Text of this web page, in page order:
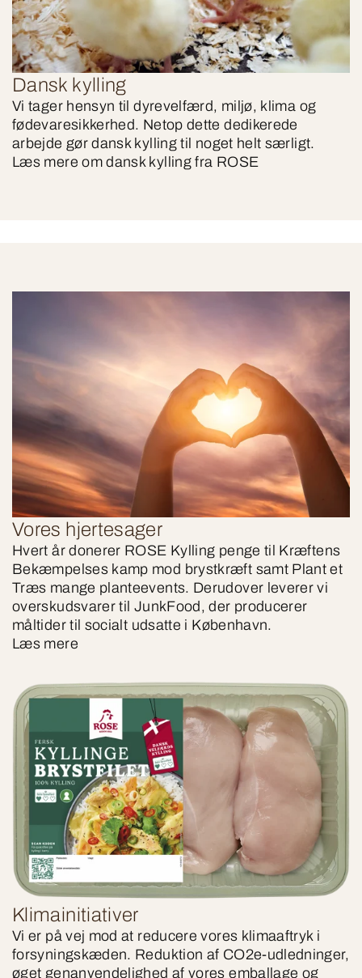
Dansk kylling
Vi tager hensyn til dyrevelfærd, miljø, klima og
fødevaresikkerhed. Netop dette dedikerede
arbejde gør dansk kylling til noget helt særligt.
Læs mere om dansk kylling fra ROSE
Vores hjertesager
Hvert år donerer ROSE Kylling penge til Kræftens
Bekæmpelses kamp mod brystkræft samt Plant et
Træs mange planteevents. Derudover leverer vi
overskudsvarer til JunkFood, der producerer
måltider til socialt udsatte i København.
Læs mere
Klimainitiativer
Vi er på vej mod at reducere vores klimaaftryk i
forsyningskæden. Reduktion af CO2e-udledninger,
øget genanvendelighed af vores emballage og